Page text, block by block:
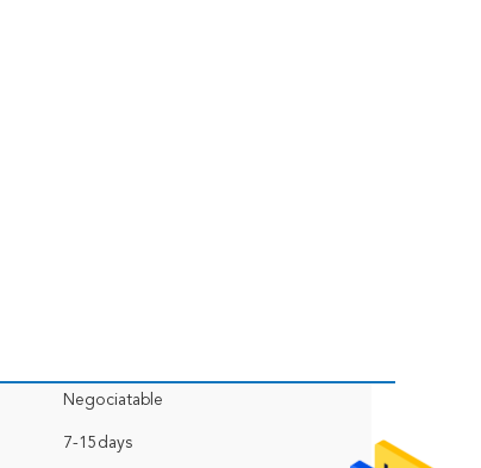
Negociatable
7-15days